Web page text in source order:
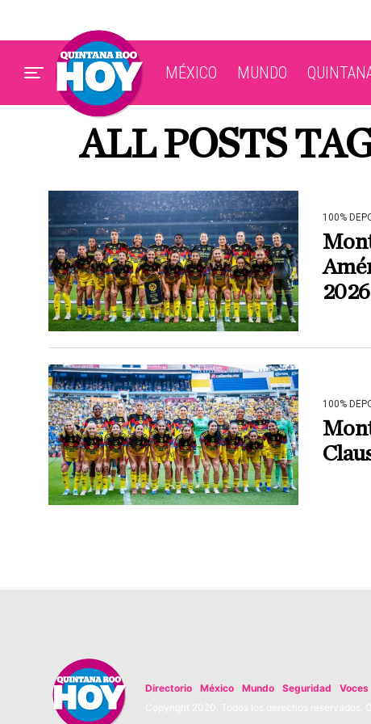
MÉXICO MUNDO
ALL POSTS
100%
2026
100%
Directorio México Mundo Seguridad Voces